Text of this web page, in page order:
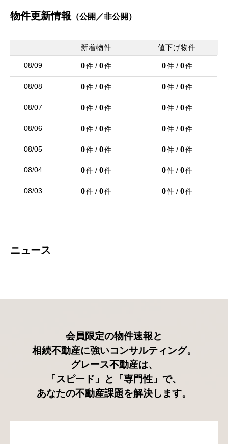
物件更新情報 （公開／非公開）
新着物件 値下げ物件
08/09 0件 / 0件 0件 / 0件
08/08 0件 / 0件 0件 / 0件
08/07 0件 / 0件 0件 / 0件
08/06 0件 / 0件 0件 / 0件
08/05 0件 / 0件 0件 / 0件
08/04 0件 / 0件 0件 / 0件
08/03 0件 / 0件 0件 / 0件
ニュース
会員限定の物件速報と
相続不動産に強いコンサルティング。
グレース不動産は、
「スピード」と「専門性」で、
あなたの不動産課題を解決します。